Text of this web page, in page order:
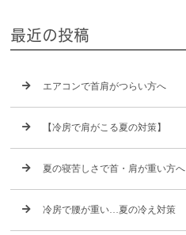
最近の投稿
エアコンで首肩がつらい方へ
【冷房で肩がこる夏の対策】
夏の寝苦しさで首・肩が重い方へ
冷房で腰が重い…夏の冷え対策